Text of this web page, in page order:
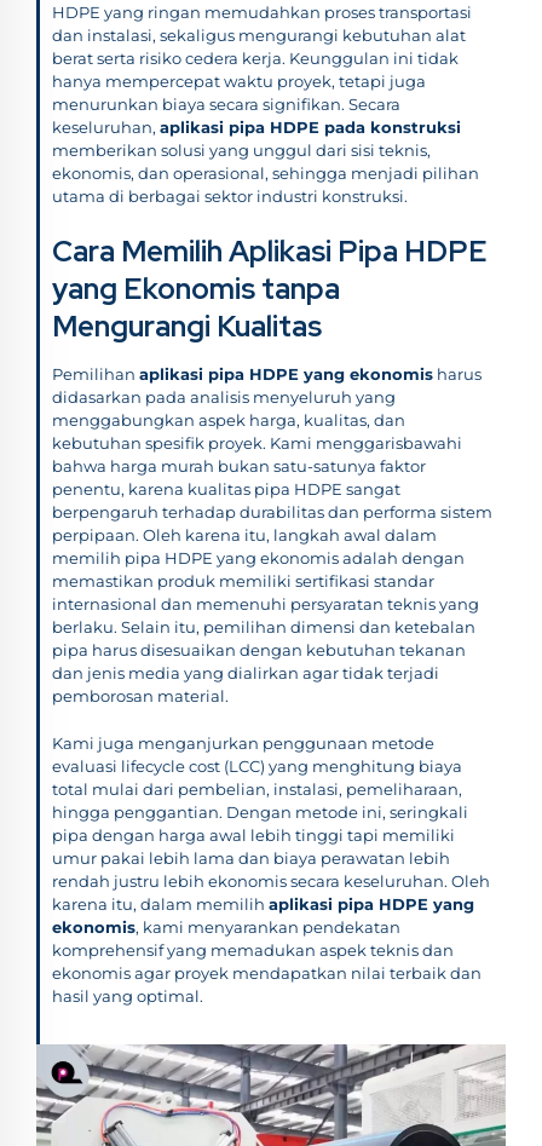
HDPE yang ringan memudahkan proses transportasi
dan instalasi, sekaligus mengurangi kebutuhan alat
berat serta risiko cedera kerja. Keunggulan ini tidak
hanya mempercepat waktu proyek, tetapi juga
menurunkan biaya secara signifikan. Secara
keseluruhan, aplikasi pipa HDPE pada konstruksi
memberikan solusi yang unggul dari sisi teknis,
ekonomis, dan operasional, sehingga menjadi pilihan
utama di berbagai sektor industri konstruksi.
Cara Memilih Aplikasi Pipa HDPE
yang Ekonomis tanpa
Mengurangi Kualitas
Pemilihan aplikasi pipa HDPE yang ekonomis harus
didasarkan pada analisis menyeluruh yang
menggabungkan aspek harga, kualitas, dan
kebutuhan spesifik proyek. Kami menggarisbawahi
bahwa harga murah bukan satu-satunya faktor
penentu, karena kualitas pipa HDPE sangat
berpengaruh terhadap durabilitas dan performa sistem
perpipaan. Oleh karena itu, langkah awal dalam
memilih pipa HDPE yang ekonomis adalah dengan
memastikan produk memiliki sertifikasi standar
internasional dan memenuhi persyaratan teknis yang
berlaku. Selain itu, pemilihan dimensi dan ketebalan
pipa harus disesuaikan dengan kebutuhan tekanan
dan jenis media yang dialirkan agar tidak terjadi
pemborosan material.
Kami juga menganjurkan penggunaan metode
evaluasi lifecycle cost (LCC) yang menghitung biaya
total mulai dari pembelian, instalasi, pemeliharaan,
hingga penggantian. Dengan metode ini, seringkali
pipa dengan harga awal lebih tinggi tapi memiliki
umur pakai lebih lama dan biaya perawatan lebih
rendah justru lebih ekonomis secara keseluruhan. Oleh
karena itu, dalam memilih aplikasi pipa HDPE yang
ekonomis, kami menyarankan pendekatan
komprehensif yang memadukan aspek teknis dan
ekonomis agar proyek mendapatkan nilai terbaik dan
hasil yang optimal.